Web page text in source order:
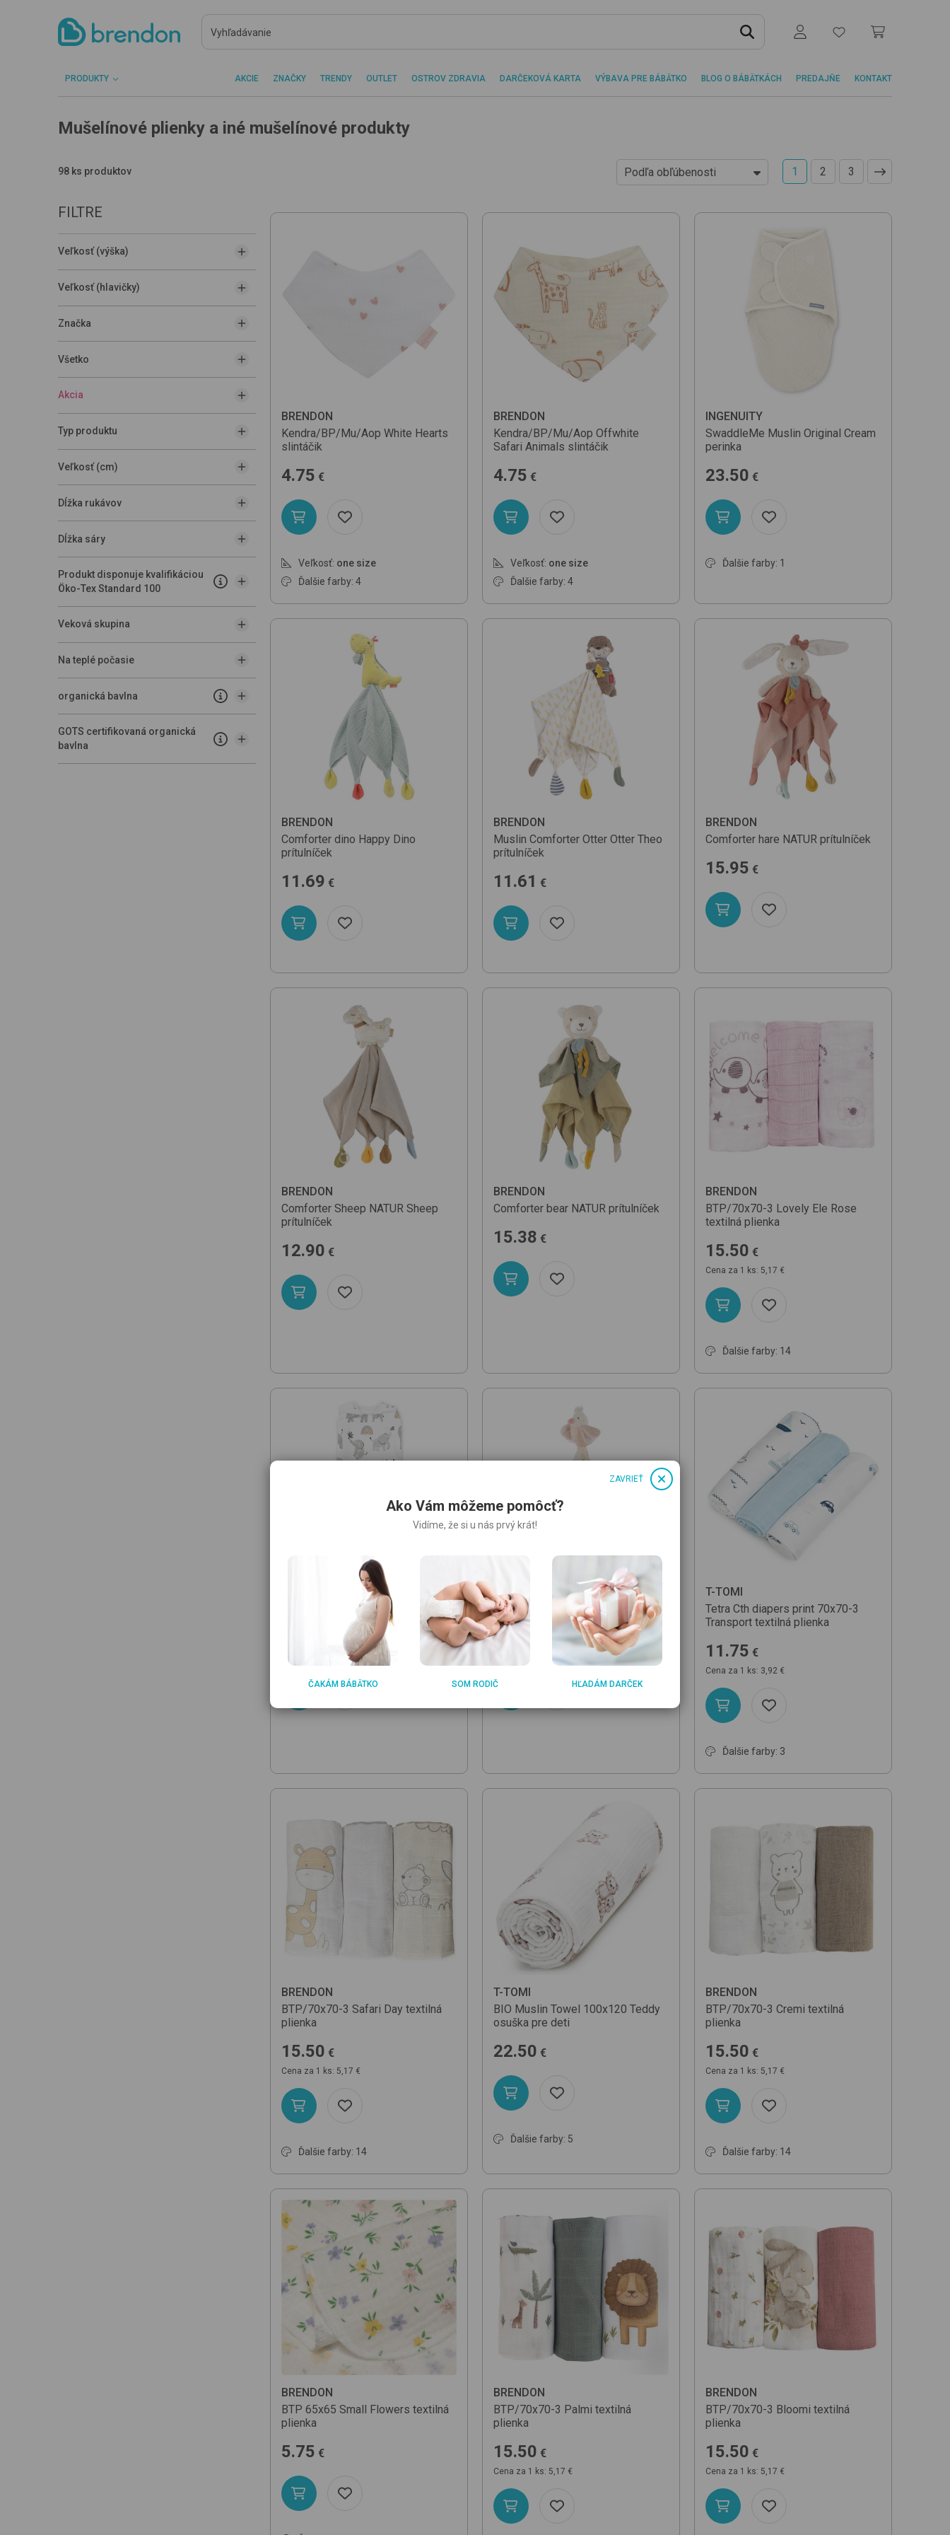
PRODUKTY AKCIE ZNAČKY TRENDY OUTLET OSTROV ZDRAVIA DARČEKOVÁ KARTA VÝBAVA PRE BÁBÄTKO BLOG O BÁBÄTKÁCH PREDAJŇE KONTAKT
Mušelínové plienky a iné mušelínové produkty
98 ks produktov Podľa obľúbenosti
Od najdrahších
Novinky
Od najlacnejšej jed. ceny
Od najdrahšej jed. ceny
Podľa názvu (A-Z)
1 2 3
FILTRE
Veľkosť (výška)
Veľkosť (hlavičky)
Značka
Všetko
Akcia
Typ produktu
Veľkosť (cm)
Dĺžka rukávov
Dĺžka sáry
Produkt disponuje kvalifikáciou
Öko-Tex Standard 100
Veková skupina
Na teplé počasie
organická bavlna
GOTS certifikovaná organická
bavlna
BRENDON
Kendra/BP/Mu/Aop White Hearts
slintáčik
4.75 €
Veľkosť: one size
Ďalšie farby: 4
BRENDON
Kendra/BP/Mu/Aop Offwhite
Safari Animals slintáčik
4.75 €
Veľkosť: one size
Ďalšie farby: 4
INGENUITY
SwaddleMe Muslin Original Cream
perinka
23.50 €
Ďalšie farby: 1
BRENDON
Comforter dino Happy Dino
prítulníček
11.69 €
BRENDON
Muslin Comforter Otter Otter Theo
prítulníček
11.61 €
BRENDON
Comforter hare NATUR prítulníček
15.95 €
BRENDON
Comforter Sheep NATUR Sheep
prítulníček
12.90 €
BRENDON
Comforter bear NATUR prítulníček
15.38 €
BRENDON
BTP/70x70-3 Lovely Ele Rose
textilná plienka
15.50 €
Cena za 1 ks: 5,17 €
Ďalšie farby: 14
SwaddleMe Arms Free Convertible
Happy Elephant perinka
BRENDON
Muslin Comforter Bird
Land
prítulníček
11.22
T-TOMI
Tetra Cth diapers print 70x70-3
Transport textilná plienka
11.75 €
Cena za 1 ks: 3,92 €
Ďalšie farby: 3
BRENDON
BTP/70x70-3 Safari Day textilná
plienka
15.50 €
Cena za 1 ks: 5,17 €
Ďalšie farby: 14
T-TOMI
BIO Muslin Towel 100x120 Teddy
osuška pre deti
22.50 €
Ďalšie farby: 5
BRENDON
BTP/70x70-3 Cremi textilná
plienka
15.50 €
Cena za 1 ks: 5,17 €
Ďalšie farby: 14
BRENDON
BTP 65x65 Small Flowers textilná
plienka
5.75 €
BRENDON
BTP/70x70-3 Palmi textilná
plienka
15.50 €
Cena za 1 ks: 5,17 €
BRENDON
BTP/70x70-3 Bloomi textilná
plienka
15.50 €
Cena za 1 ks: 5,17 €
Ako Vám môžeme pomôcť?
Vidíme, že si u nás prvý krát!
ČAKÁM BÁBÄTKO SOM RODIČ HĽADÁM DARČEK
ZAVRIEŤ